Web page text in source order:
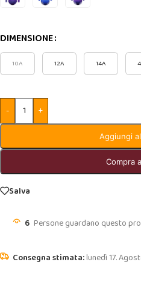
DIMENSIONE
10A 12A 14A
- +
Aggiungi
Compra
Salva
6 Persone guardano questo
lunedì 17.